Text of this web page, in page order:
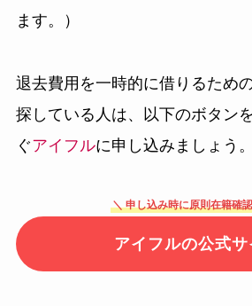
ます。）
退去費用を一時的に借りるため
探している人は、以下のボタン
ぐアイフルに申し込みましょう。
＼ 申し込み時に原則在籍確
アイフルの公式サ